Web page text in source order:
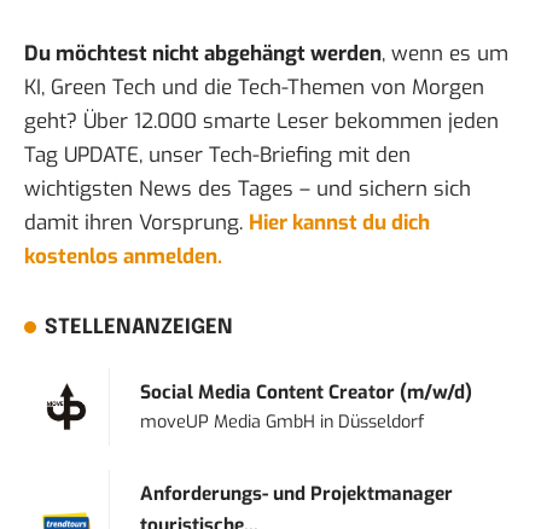
Du möchtest nicht abgehängt werden, wenn es um
KI, Green Tech und die Tech-Themen von Morgen
geht? Über 12.000 smarte Leser bekommen jeden
Tag UPDATE, unser Tech-Briefing mit den
wichtigsten News des Tages – und sichern sich
damit ihren Vorsprung. Hier kannst du dich
kostenlos anmelden.
STELLENANZEIGEN
Social Media Content Creator (m/w/d)
moveUP Media GmbH in Düsseldorf
Anforderungs- und Projektmanager